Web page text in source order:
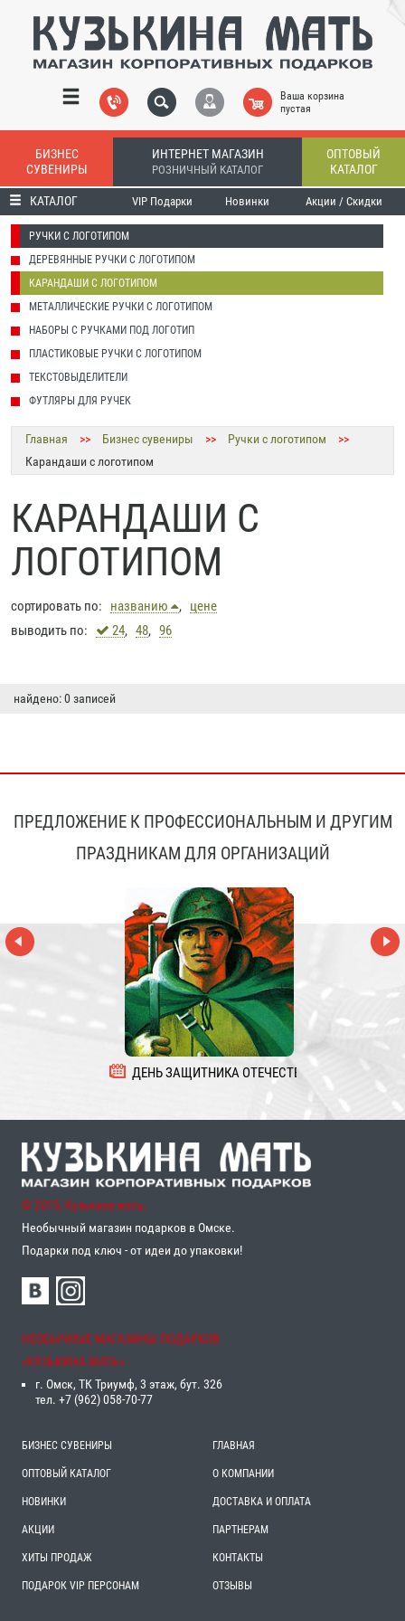
Ваша корзина
пустая
БИЗНЕС
СУВЕНИРЫ
ИНТЕРНЕТ МАГАЗИН
РОЗНИЧНЫЙ КАТАЛОГ
ОПТОВЫЙ
КАТАЛОГ
КАТАЛОГ VIP Подарки Новинки Акции / Скидки
РУЧКИ С ЛОГОТИПОМ
ДЕРЕВЯННЫЕ РУЧКИ С ЛОГОТИПОМ
КАРАНДАШИ С ЛОГОТИПОМ
МЕТАЛЛИЧЕСКИЕ РУЧКИ С ЛОГОТИПОМ
НАБОРЫ С РУЧКАМИ ПОД ЛОГОТИП
ПЛАСТИКОВЫЕ РУЧКИ С ЛОГОТИПОМ
ТЕКСТОВЫДЕЛИТЕЛИ
ФУТЛЯРЫ ДЛЯ РУЧЕК
Главная >> Бизнес сувениры >> Ручки с логотипом
>>
Карандаши с логотипом
КАРАНДАШИ С
ЛОГОТИПОМ
сортировать по: названию , цене
выводить по:
24, 48, 96
найдено: 0 записей
ПРЕДЛОЖЕНИЕ К ПРОФЕССИОНАЛЬНЫМ И ДРУГИМ
ПРАЗДНИКАМ ДЛЯ ОРГАНИЗАЦИЙ
ДЕНЬ ЗАЩИТНИКА ОТЕЧЕСТВА
© 2015, Кузькина мать,
Необычный магазин подарков в Омске.
Подарки под ключ - от идеи до упаковки!
НЕОБЫЧНЫЕ МАГАЗИНЫ ПОДАРКОВ
«‎КУЗЬКИНА МАТЬ»‎:
г. Омск, ТК Триумф, 3 этаж, бут. 326
тел. +7 (962) 058-70-77
БИЗНЕС СУВЕНИРЫ
ОПТОВЫЙ КАТАЛОГ
НОВИНКИ
АКЦИИ
ХИТЫ ПРОДАЖ
ПОДАРОК VIP ПЕРСОНАМ
ГЛАВНАЯ
О КОМПАНИИ
ДОСТАВКА И ОПЛАТА
ПАРТНЕРАМ
КОНТАКТЫ
ОТЗЫВЫ